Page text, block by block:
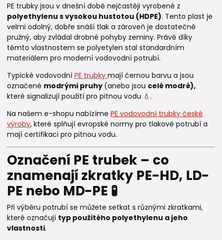
PE trubky jsou v dnešní době nejčastěji vyrobené z
polyethylenu s vysokou hustotou (HDPE). Tento plast je
velmi odolný, dobře snáší tlak a zároveň je dostatečně
pružný, aby zvládal drobné pohyby zeminy. Právě díky
těmto vlastnostem se polyetylen stal standardním
materiálem pro moderní vodovodní potrubí.
Typické vodovodní PE trubky mají černou barvu a jsou
označené modrými pruhy (anebo jsou celé modré),
které signalizují použití pro pitnou vodu 💧.
Na našem e-shopu nabízíme PE vodovodní trubky české
výroby, které splňují evropské normy pro tlakové potrubí a
mají certifikaci pro pitnou vodu.
Označení PE trubek – co
znamenají zkratky PE-HD, LD-
PE nebo MD-PE 🧪
Při výběru potrubí se můžete setkat s různými zkratkami,
které označují typ použitého polyethylenu a jeho
vlastnosti.